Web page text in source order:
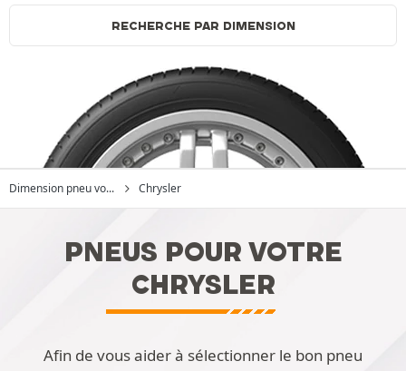
RECHERCHE PAR DIMENSION
Dimension pneu vo... Chrysler
PNEUS POUR VOTRE
CHRYSLER
Afin de vous aider à sélectionner le bon pneu